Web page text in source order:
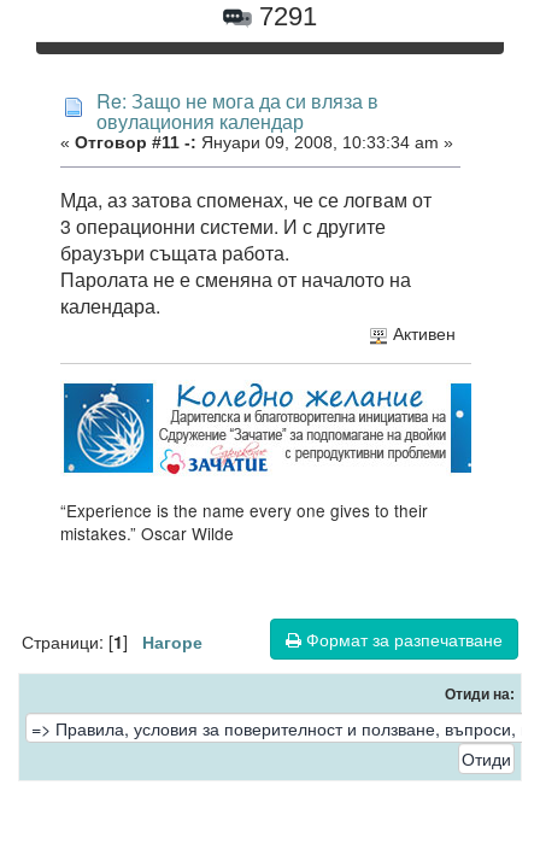
7291
Re: Защо не мога да си вляза в
овулациония календар
« Отговор #11 -: Януари 09, 2008, 10:33:34 am »
Мда, аз затова споменах, че се логвам от
3 операционни системи. И с другите
браузъри същата работа.
Паролата не е сменяна от началото на
календара.
Активен
“Experience is the name every one gives to their
mistakes.” Oscar Wilde
Формат за разпечатване
Страници: [1] Нагоре
Отиди на: